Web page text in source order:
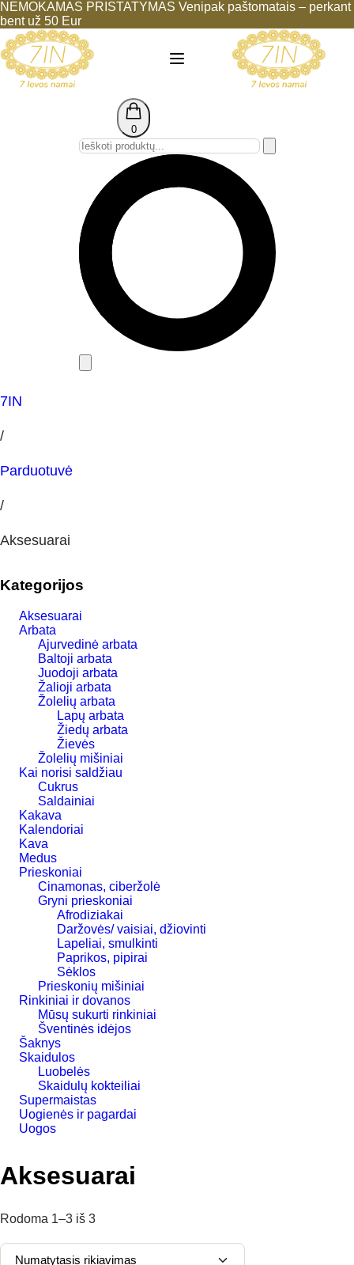
NEMOKAMAS PRISTATYMAS Venipak paštomatais – perkant
bent už 50 Eur
0
7IN
/
Parduotuvė
/
Aksesuarai
Kategorijos
Aksesuarai
Arbata
Ajurvedinė arbata
Baltoji arbata
Juodoji arbata
Žalioji arbata
Žolelių arbata
Lapų arbata
Žiedų arbata
Žievės
Žolelių mišiniai
Kai norisi saldžiau
Cukrus
Saldainiai
Kakava
Kalendoriai
Kava
Medus
Prieskoniai
Cinamonas, ciberžolė
Gryni prieskoniai
Afrodiziakai
Daržovės/ vaisiai, džiovinti
Lapeliai, smulkinti
Paprikos, pipirai
Sėklos
Prieskonių mišiniai
Rinkiniai ir dovanos
Mūsų sukurti rinkiniai
Šventinės idėjos
Šaknys
Skaidulos
Luobelės
Skaidulų kokteiliai
Supermaistas
Uogienės ir pagardai
Uogos
Aksesuarai
Rodoma 1–3 iš 3